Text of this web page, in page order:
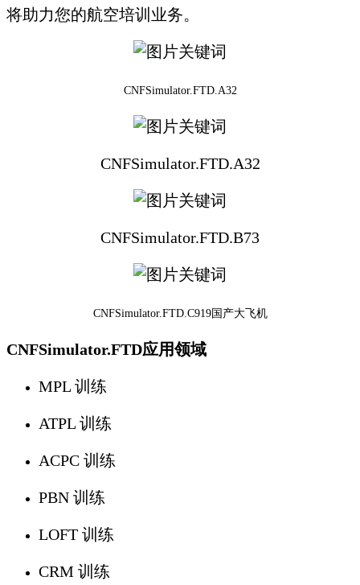
将助力您的航空培训业务。
CNFSimulator.FTD.A32
CNFSimulator.FTD.A32
CNFSimulator.FTD.B73
CNFSimulator. FTD.C919国产大飞机
CNFSimulator.FTD应用领域
MPL 训练
ATPL 训练
ACPC 训练
PBN 训练
LOFT 训练
CRM 训练